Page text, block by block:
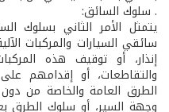
. سلوك السائق:
يتمثل الأمر الثاني بسلوك
سائقي السيارات والمركبات
إنذار، أو توقيف هذه
والتقاطعات، أو إقدامهم
الطرق العامة والخاصة من
وجهة السير، أو سلوك الطرق